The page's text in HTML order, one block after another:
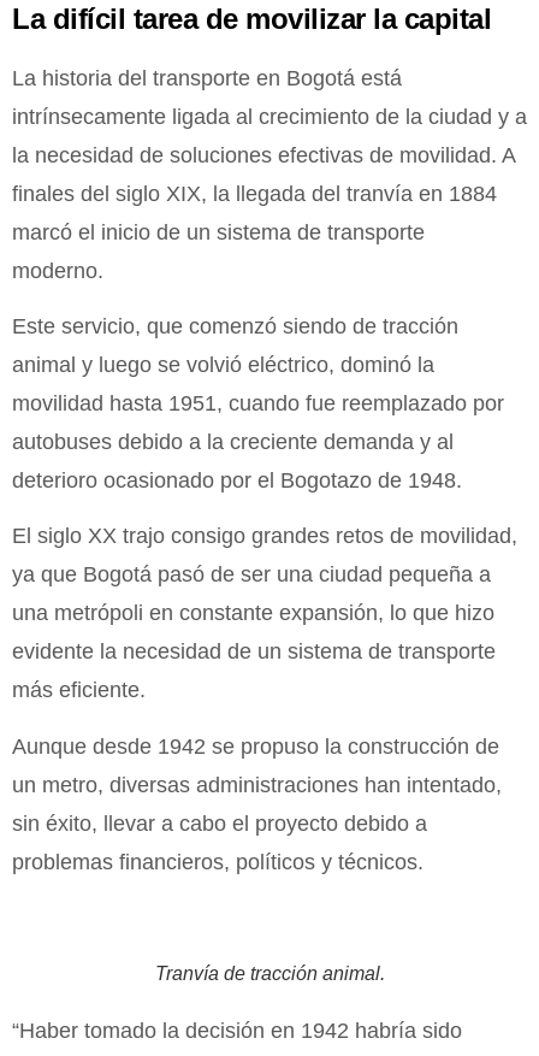
La difícil tarea de movilizar la capital
La historia del transporte en Bogotá está
intrínsecamente ligada al crecimiento de la ciudad y a
la necesidad de soluciones efectivas de movilidad. A
finales del siglo XIX, la llegada del tranvía en 1884
marcó el inicio de un sistema de transporte
moderno.
Este servicio, que comenzó siendo de tracción
animal y luego se volvió eléctrico, dominó la
movilidad hasta 1951, cuando fue reemplazado por
autobuses debido a la creciente demanda y al
deterioro ocasionado por el Bogotazo de 1948.
El siglo XX trajo consigo grandes retos de movilidad,
ya que Bogotá pasó de ser una ciudad pequeña a
una metrópoli en constante expansión, lo que hizo
evidente la necesidad de un sistema de transporte
más eficiente.
Aunque desde 1942 se propuso la construcción de
un metro, diversas administraciones han intentado,
sin éxito, llevar a cabo el proyecto debido a
problemas financieros, políticos y técnicos.
Tranvía de tracción animal.
“Haber tomado la decisión en 1942 habría sido